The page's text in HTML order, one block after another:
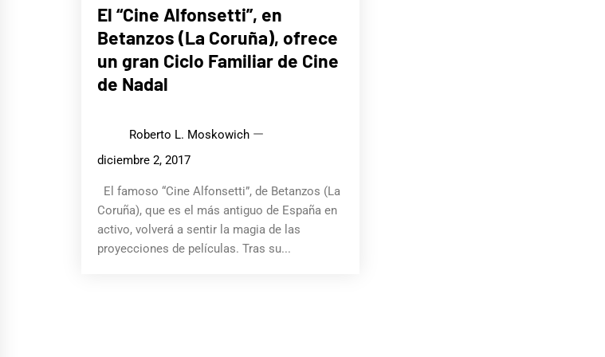
El “Cine Alfonsetti”, en
Betanzos (La Coruña), ofrece
un gran Ciclo Familiar de Cine
de Nadal
Roberto L. Moskowich
diciembre 2, 2017
El famoso “Cine Alfonsetti”, de Betanzos (La
Coruña), que es el más antiguo de España en
activo, volverá a sentir la magia de las
proyecciones de películas. Tras su...